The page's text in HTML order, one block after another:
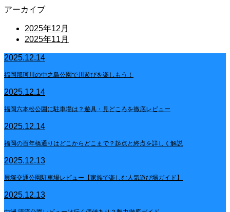
アーカイブ
2025年12月
2025年11月
2025.12.14
福岡那珂川の中之島公園で川遊びを楽しもう！
2025.12.14
福岡六本松公園に駐車場は？遊具・見どころを徹底レビュー
2025.12.14
福岡の百年橋通りはどこからどこまで？起点と終点を詳しく解説
2025.12.13
貝塚交通公園駐車場レビュー【家族で楽しむ人気遊び場ガイド】
2025.12.13